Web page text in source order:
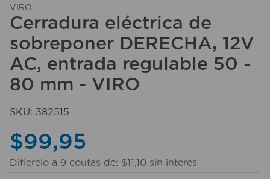
VIRO
Cerradura eléctrica de
sobreponer DERECHA, 12V
AC, entrada regulable 50 -
80 mm - VIRO
SKU: 382515
$99,95
Difierelo a 9 coutas de: $11,10 sin interés
7.
cerradura
8.
taladro
9.
aspiradora
10. sillas